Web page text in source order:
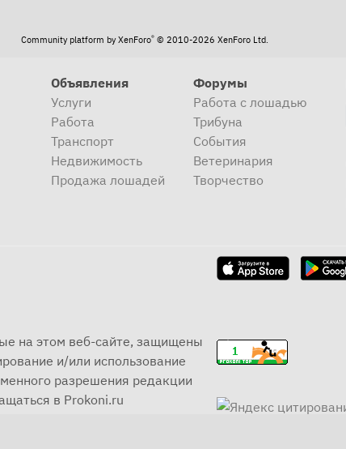
Community platform by XenForo® © 2010-2026 XenForo Ltd.
Объявления
Услуги
Работа
Транспорт
Недвижимость
Продажа лошадей
Форумы
Работа с лошадью
Трибуна
События
Ветеринария
Творчество
на этом веб-сайте, защищены
и/или использование
разрешения редакции
в Prokoni.ru